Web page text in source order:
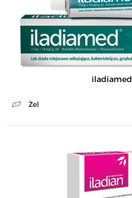
iladiamed
Żel